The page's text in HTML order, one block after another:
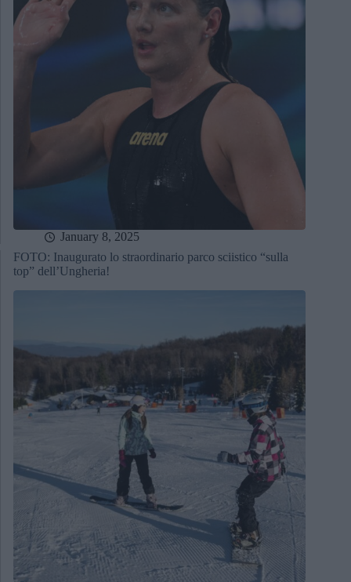
January 8, 2025
FOTO: Inaugurato lo straordinario parco sciistico “sulla
top” dell’Ungheria!